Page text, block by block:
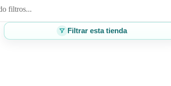
filtros...
Filtrar esta tienda